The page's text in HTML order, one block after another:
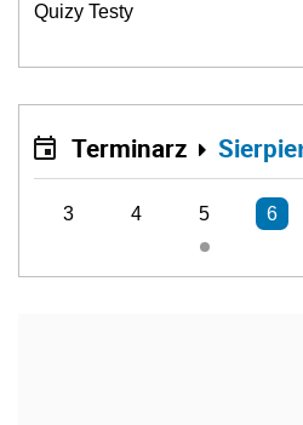
Quizy Testy
Terminarz
3 4 5 6